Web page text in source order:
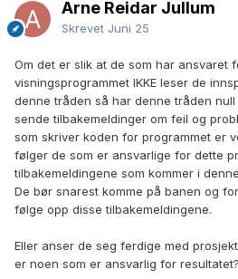
Arne Reidar Jullum
Skrevet Juni 25
Om det er slik at de som har ansvaret
visningsprogrammet IKKE leser de
denne tråden så har denne tråden
sende tilbakemeldinger om feil og
som skriver koden for programmet er
følger de som er ansvarlige for dette
tilbakemeldingene som kommer i
De bør snarest komme på banen og
følge opp disse tilbakemeldingene.
Eller anser de seg ferdige med
er noen som er ansvarlig for resultatet?